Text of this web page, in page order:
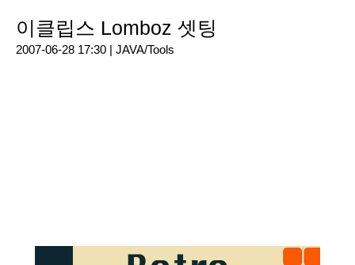
이클립스 Lomboz 셋팅
2007-06-28 17:30 | JAVA/Tools